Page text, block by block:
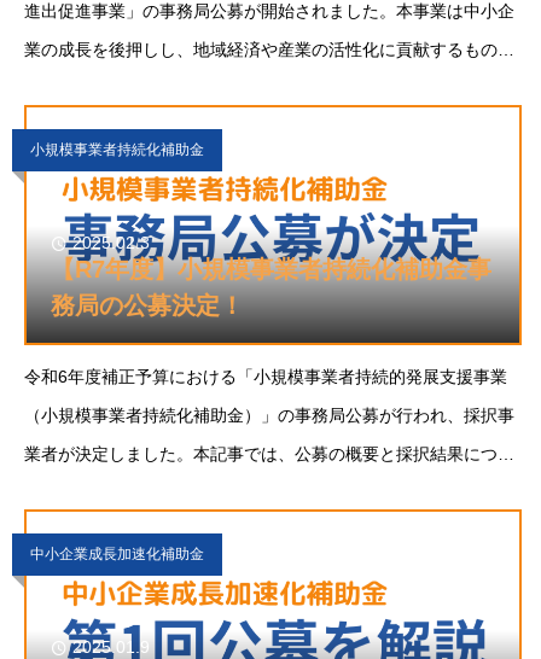
進出促進事業」の事務局公募が開始されました。本事業は中小企
業の成長を後押しし、地域経済や産業の活性化に貢献するもので
金」の第1回公募がまもなく開始されます
小規模事業者持続化補助金
2025.02.3
【R7年度】小規模事業者持続化補助金事
務局の公募決定！
令和6年度補正予算における「小規模事業者持続的発展支援事業
（小規模事業者持続化補助金）」の事務局公募が行われ、採択事
業者が決定しました。本記事では、公募の概要と採択結果につい
中小企業成長加速化補助金
2025.01.9